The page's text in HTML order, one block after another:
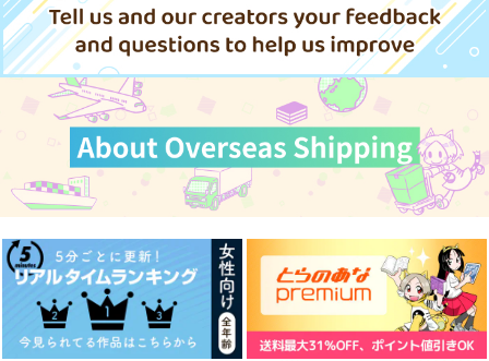
IN THE BLUE
1,144円（税込）
五条悟×夏油傑
サンプル
キミは恋のキューピッ
ド
blue hour
440 （税込）
陸光×程小時
サンプル
いっちょやります
ってやつを
塩ひと匙
944円 （税込）
レイン×マッシュ
サンプル
サンプル
作品詳細
サンプル
作品詳細
サンプル
作品詳細